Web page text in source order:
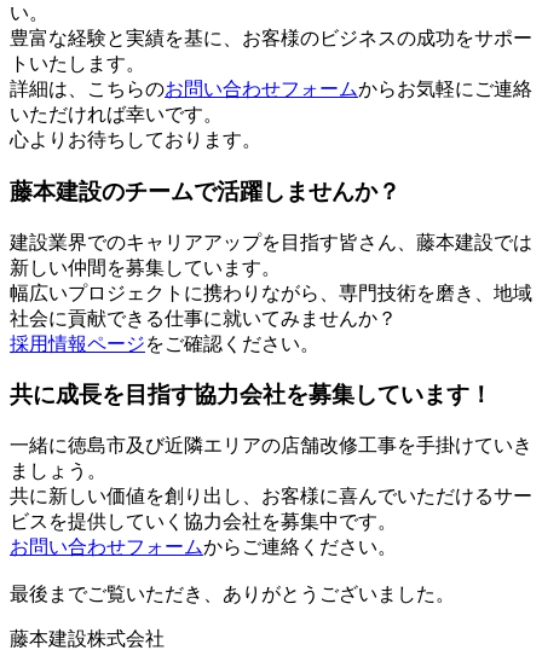
い。
豊富な経験と実績を基に、お客様のビジネスの成功をサポー
トいたします。
詳細は、こちらのお問い合わせフォームからお気軽にご連絡
いただければ幸いです。
心よりお待ちしております。
藤本建設のチームで活躍しませんか？
建設業界でのキャリアアップを目指す皆さん、藤本建設では
新しい仲間を募集しています。
幅広いプロジェクトに携わりながら、専門技術を磨き、地域
社会に貢献できる仕事に就いてみませんか？
採用情報ページをご確認ください。
共に成長を目指す協力会社を募集しています！
一緒に徳島市及び近隣エリアの店舗改修工事を手掛けていき
ましょう。
共に新しい価値を創り出し、お客様に喜んでいただけるサー
ビスを提供していく協力会社を募集中です。
お問い合わせフォームからご連絡ください。
最後までご覧いただき、ありがとうございました。
藤本建設株式会社